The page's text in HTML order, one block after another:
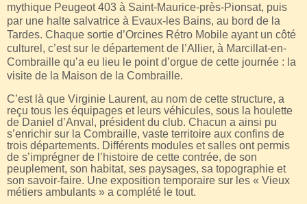
mythique Peugeot 403 à Saint-Maurice-près-Pionsat, puis
par une halte salvatrice à Evaux-les Bains, au bord de la
Tardes. Chaque sortie d’Orcines Rétro Mobile ayant un côté
culturel, c’est sur le département de l’Allier, à Marcillat-en-
Combraille qu’a eu lieu le point d’orgue de cette journée : la
visite de la Maison de la Combraille.
C’est là que Virginie Laurent, au nom de cette structure, a
reçu tous les équipages et leurs véhicules, sous la houlette
de Daniel d’Anval, président du club. Chacun a ainsi pu
s’enrichir sur la Combraille, vaste territoire aux confins de
trois départements. Différents modules et salles ont permis
de s’imprégner de l’histoire de cette contrée, de son
peuplement, son habitat, ses paysages, sa topographie et
son savoir-faire. Une exposition temporaire sur les « Vieux
métiers ambulants » a complété le tout.